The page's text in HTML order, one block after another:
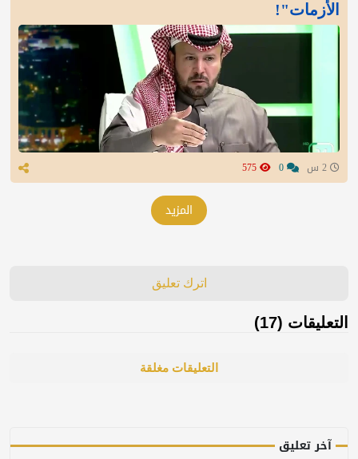
الأزمات"!
المزيد
اترك تعليق
التعليقات (17)
التعليقات مغلقة
آخر تعليق